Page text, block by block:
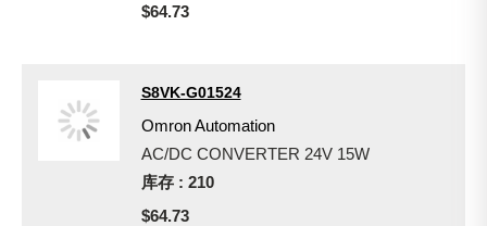
$64.73
S8VK-G01524
Omron Automation
AC/DC CONVERTER 24V 15W
库存 : 210
$64.73